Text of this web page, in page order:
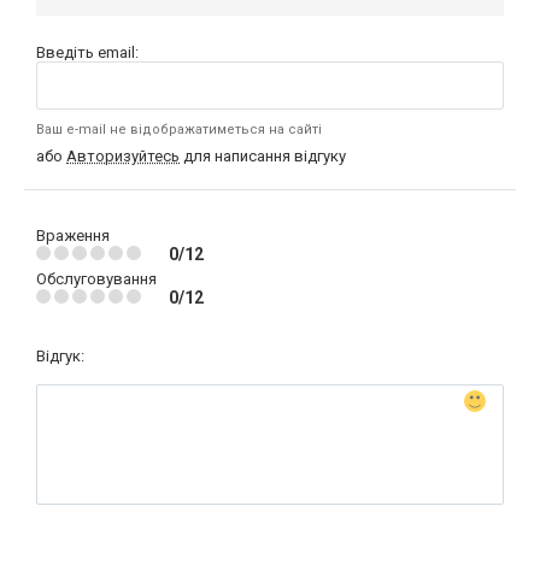
Введіть email:
Ваш e-mail не відображатиметься на сайті
або Авторизуйтесь для написання відгуку
Враження
0/12
Обслуговування
0/12
Відгук: